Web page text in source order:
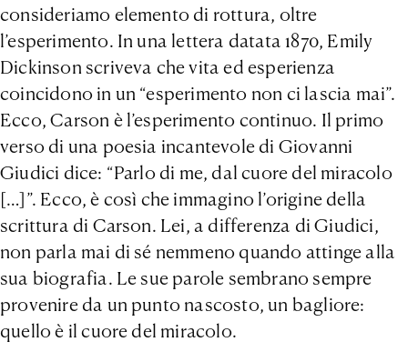
consideriamo elemento di rottura, oltre
l’esperimento. In una lettera datata 1870, Emily
Dickinson scriveva che vita ed esperienza
coincidono in un “esperimento non ci lascia mai”.
Ecco, Carson è l’esperimento continuo. Il primo
verso di una poesia incantevole di Giovanni
Giudici dice: “Parlo di me, dal cuore del miracolo
[…]”. Ecco, è così che immagino l’origine della
scrittura di Carson. Lei, a differenza di Giudici,
non parla mai di sé nemmeno quando attinge alla
sua biografia. Le sue parole sembrano sempre
provenire da un punto nascosto, un bagliore:
quello è il cuore del miracolo.